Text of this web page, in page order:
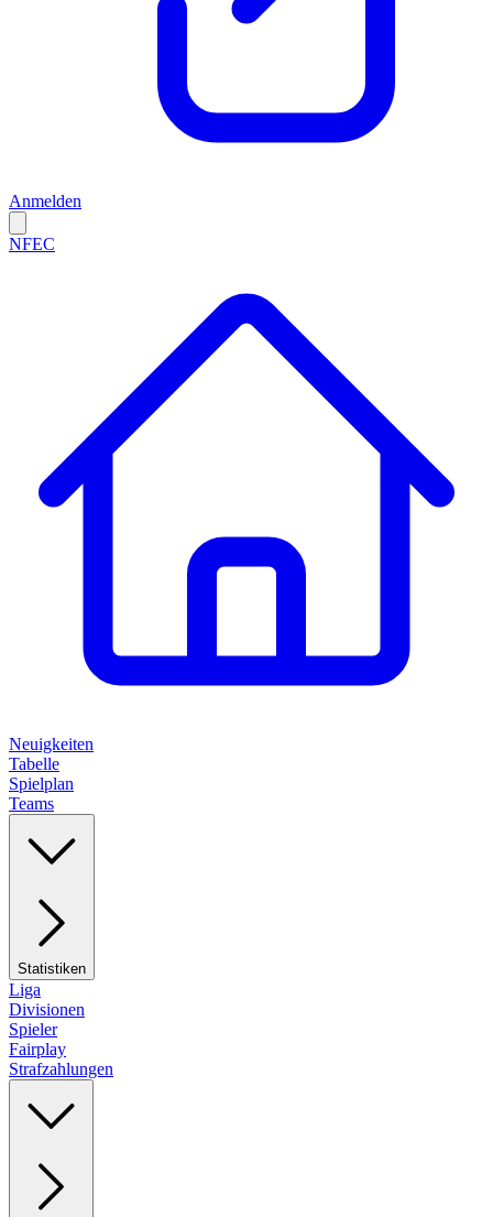
Anmelden
NFEC
Neuigkeiten
Tabelle
Spielplan
Teams
Statistiken
Liga
Divisionen
Spieler
Fairplay
Strafzahlungen